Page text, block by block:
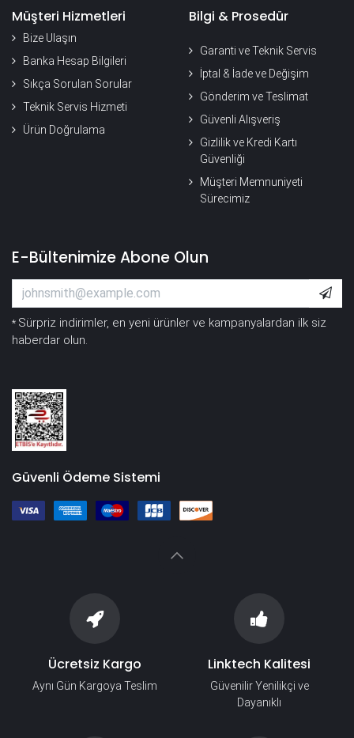
Müşteri Hizmetleri
Bize Ulaşın
Banka Hesap Bilgileri
Sıkça Sorulan Sorular
Teknik Servis Hizmeti
Ürün Doğrulama
Bilgi & Prosedür
Garanti ve Teknik Servis
İptal & İade ve Değişim
Gönderim ve Teslimat
Güvenli Alışveriş
Gizlilik ve Kredi Kartı
Güvenliği
Müşteri Memnuniyeti
Sürecimiz
E-Bültenimize Abone Olun
* Sürpriz indirimler, en yeni ürünler ve kampanyalardan ilk siz
haberdar olun.
Güvenli Ödeme Sistemi
Ücretsiz Kargo
Aynı Gün Kargoya Teslim
Linktech Kalitesi
Güvenilir Yenilikçi ve
Dayanıklı